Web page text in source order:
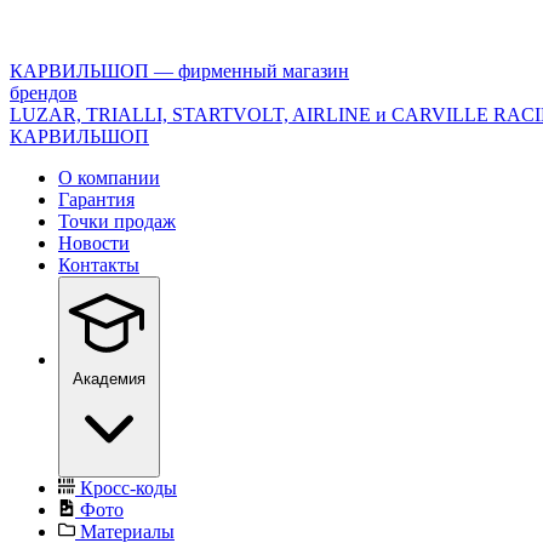
version="1.0"
encoding="utf-
8"?
>
КАРВИЛЬШОП — фирменный магазин
брендов
LUZAR, TRIALLI, STARTVOLT, AIRLINE и CARVILLE
КАРВИЛЬШОП
О компании
Гарантия
Точки продаж
Новости
Контакты
Академия
Кросс-коды
Фото
Материалы